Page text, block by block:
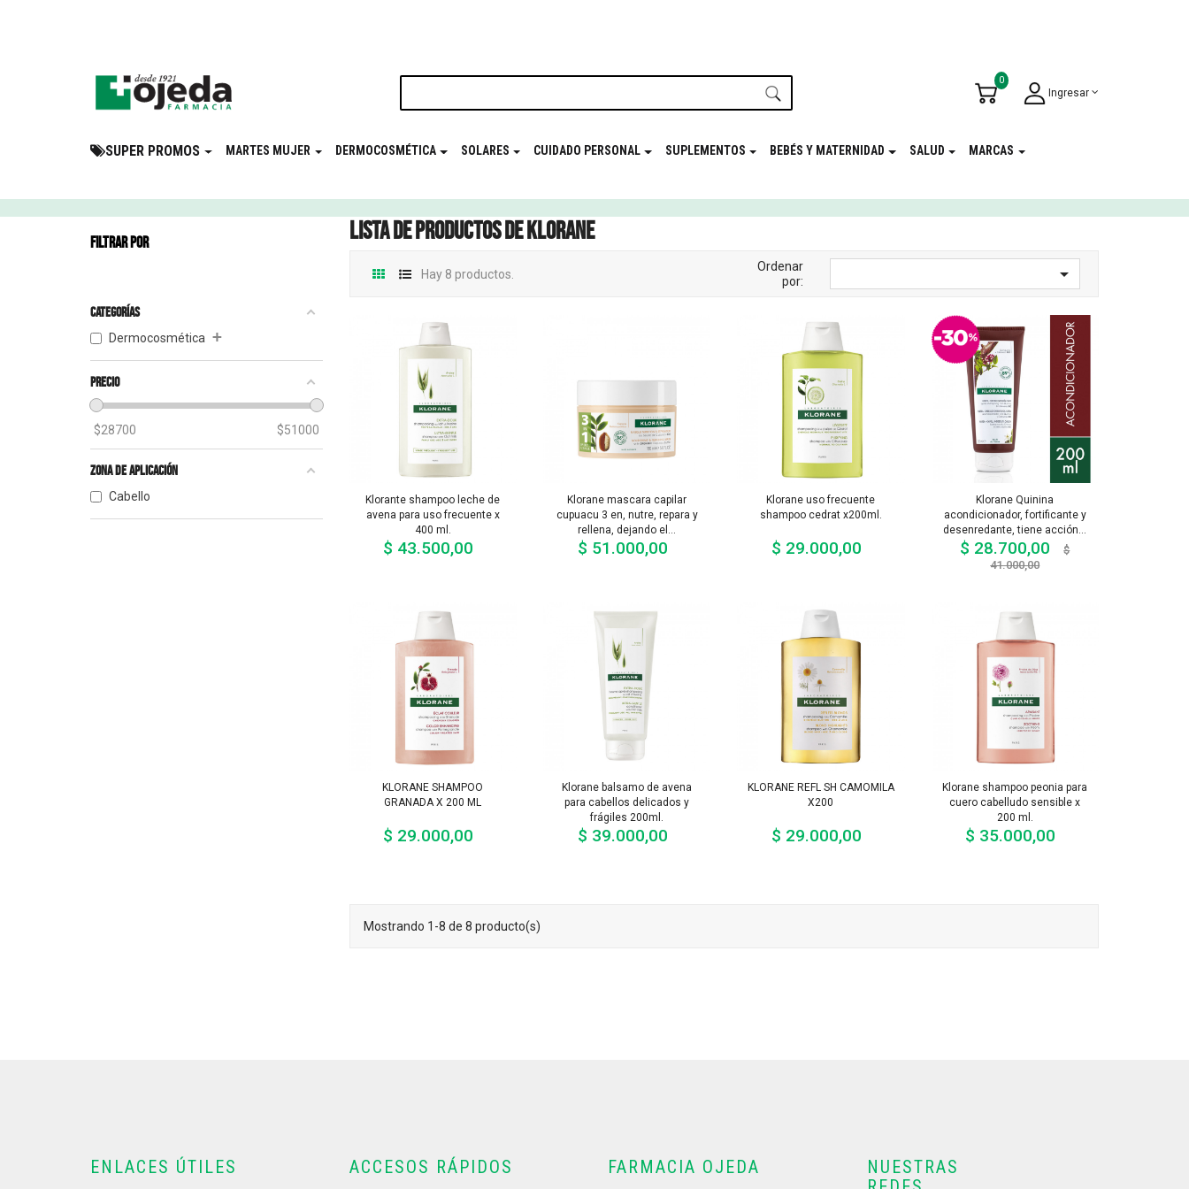
Ingresar
0
SUPER PROMOS MARTES MUJER DERMOCOSMÉTICA SOLARES CUIDADO PERSONAL SUPLEMENTOS BEBÉS Y MATERNIDAD SALUD MARCAS
FILTRAR POR
Categorías
Dermocosmética +
Precio
$28700 $51000
Zona de aplicación
Cabello
Lista de productos de Klorane
Hay 8 productos.
Ordenar
por:

Klorante shampoo leche de
avena para uso frecuente x
400 ml.
$ 43.500,00
Klorane mascara capilar
cupuacu 3 en, nutre, repara y
rellena, dejando el...
$ 51.000,00
Klorane uso frecuente
shampoo cedrat x200ml.
$ 29.000,00
Klorane Quinina
acondicionador, fortificante y
desenredante, tiene acción...
$ 28.700,00
Precio
$
41.000,00Precio
KLORANE SHAMPOO
GRANADA X 200 ML
$ 29.000,00
Klorane balsamo de avena
para cabellos delicados y
frágiles 200ml.
$ 39.000,00
KLORANE REFL SH CAMOMILA
X200
$ 29.000,00
Klorane shampoo peonia para
cuero cabelludo sensible x
200 ml.
$ 35.000,00
Mostrando 1-8 de 8 producto(s)
ENLACES ÚTILES ACCESOS RÁPIDOS FARMACIA OJEDA
NUESTRAS